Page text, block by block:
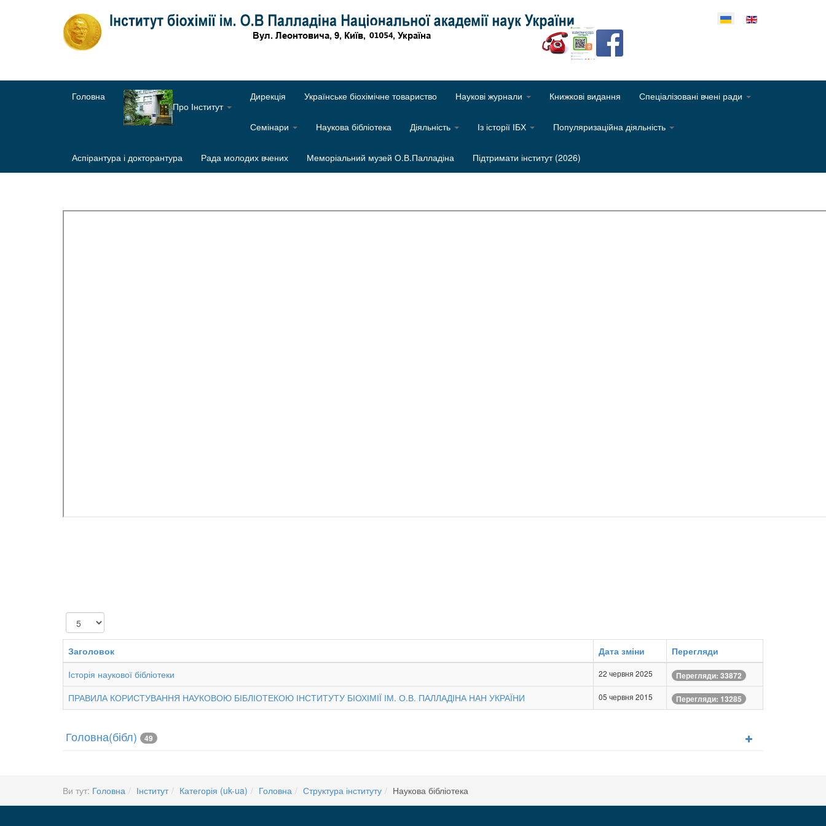
Оберіть свою мову
Головна
Про Інститут
Дирекція Українське біохімічне товариство Наукові журнали Книжкові видання Спеціалізовані вчені ради
Семінари Наукова бібліотека Діяльність Із історії ІБХ Популяризаційна діяльність
Аспірантура і докторантура Рада молодих вчених Меморіальний музей О.В.Палладіна Підтримати інститут (2026)
Показувати
Заголовок Дата зміни
Перегляди
Історія наукової бібліотеки
22 червня 2025 Перегляди: 33872
ПРАВИЛА КОРИСТУВАННЯ НАУКОВОЮ БІБЛІОТЕКОЮ ІНСТИТУТУ БІОХІМІЇ ІМ. О.В. ПАЛЛАДІНА НАН УКРАЇНИ 05 червня 2015 Перегляди: 13285
Головна(бібл) 49
Ви тут: Головна Інститут Категорія (uk-ua) Головна Структура інституту Наукова бібліотека